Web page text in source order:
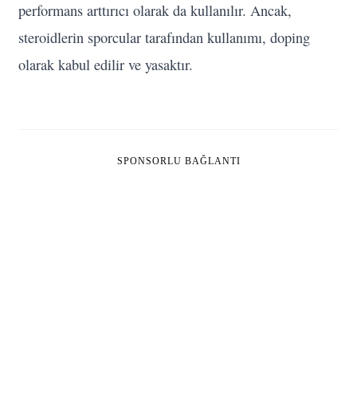
performans arttırıcı olarak da kullanılır. Ancak,
steroidlerin sporcular tarafından kullanımı, doping
olarak kabul edilir ve yasaktır.
SPONSORLU BAĞLANTI